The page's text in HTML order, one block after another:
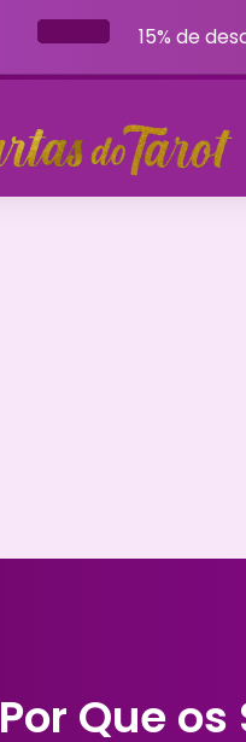
15% de
Por Que